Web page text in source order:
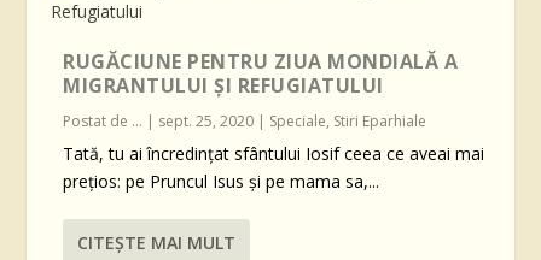
RUGĂCIUNE PENTRU ZIUA MONDIALĂ A
MIGRANTULUI ȘI REFUGIATULUI
Postat de ... | sept. 25, 2020 | Speciale, Stiri Eparhiale
Tată, tu ai încredințat sfântului Iosif ceea ce aveai mai
prețios: pe Pruncul Isus și pe mama sa,...
CITEŞTE MAI MULT